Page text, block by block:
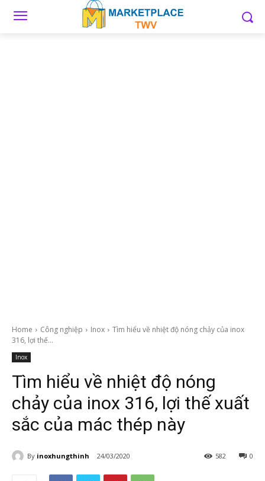
Home Công nghiệp Inox
Tìm hiểu về nhiệt độ nóng chảy của inox
316, lợi thế...
Inox
Tìm hiểu về nhiệt độ nóng
chảy của inox 316, lợi thế xuất
sắc của mác thép này
By inoxhungthinh 24/03/2020 0
582